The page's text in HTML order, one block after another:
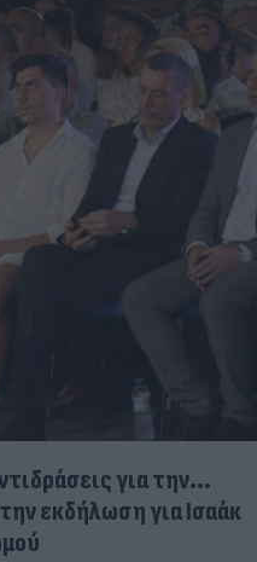
για την...
εκδήλωση για Ισαάκ